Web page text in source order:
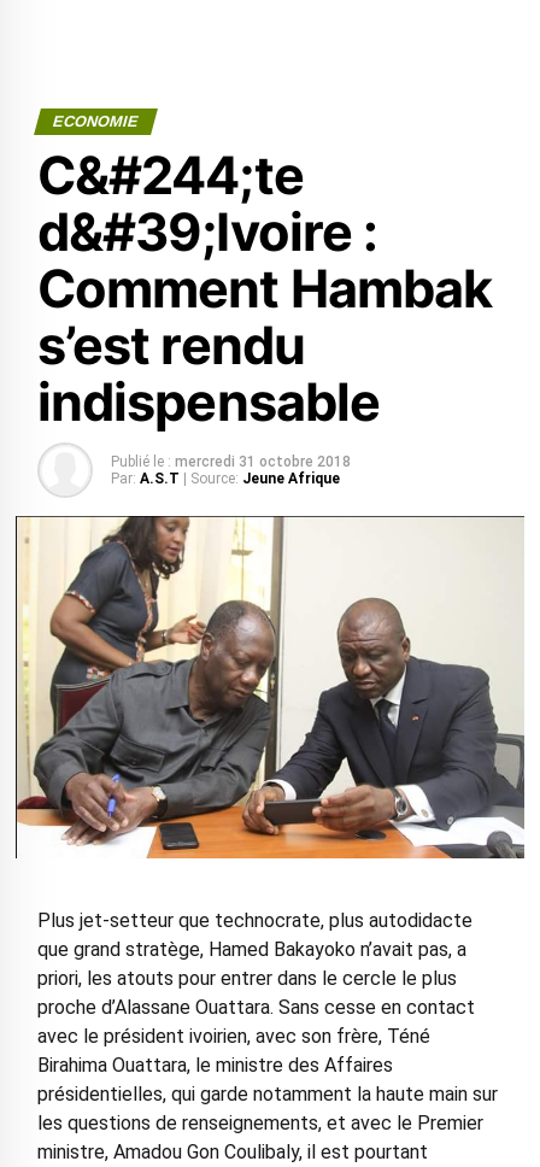
ECONOMIE
C&#244;te
d&#39;Ivoire :
Comment Hambak
s’est rendu
indispensable
Publié le : mercredi 31 octobre 2018
Par: A.S.T | Source: Jeune Afrique
Plus jet-setteur que technocrate, plus autodidacte
que grand stratège, Hamed Bakayoko n’avait pas, a
priori, les atouts pour entrer dans le cercle le plus
proche d’Alassane Ouattara. Sans cesse en contact
avec le président ivoirien, avec son frère, Téné
Birahima Ouattara, le ministre des Affaires
présidentielles, qui garde notamment la haute main sur
les questions de renseignements, et avec le Premier
ministre, Amadou Gon Coulibaly, il est pourtant